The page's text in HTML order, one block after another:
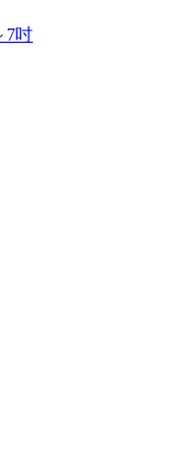
7吋